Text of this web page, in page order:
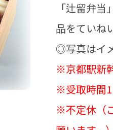
「辻留弁
品をていね
◎写真はイ
※京都駅新
※受取時間
※不定休（